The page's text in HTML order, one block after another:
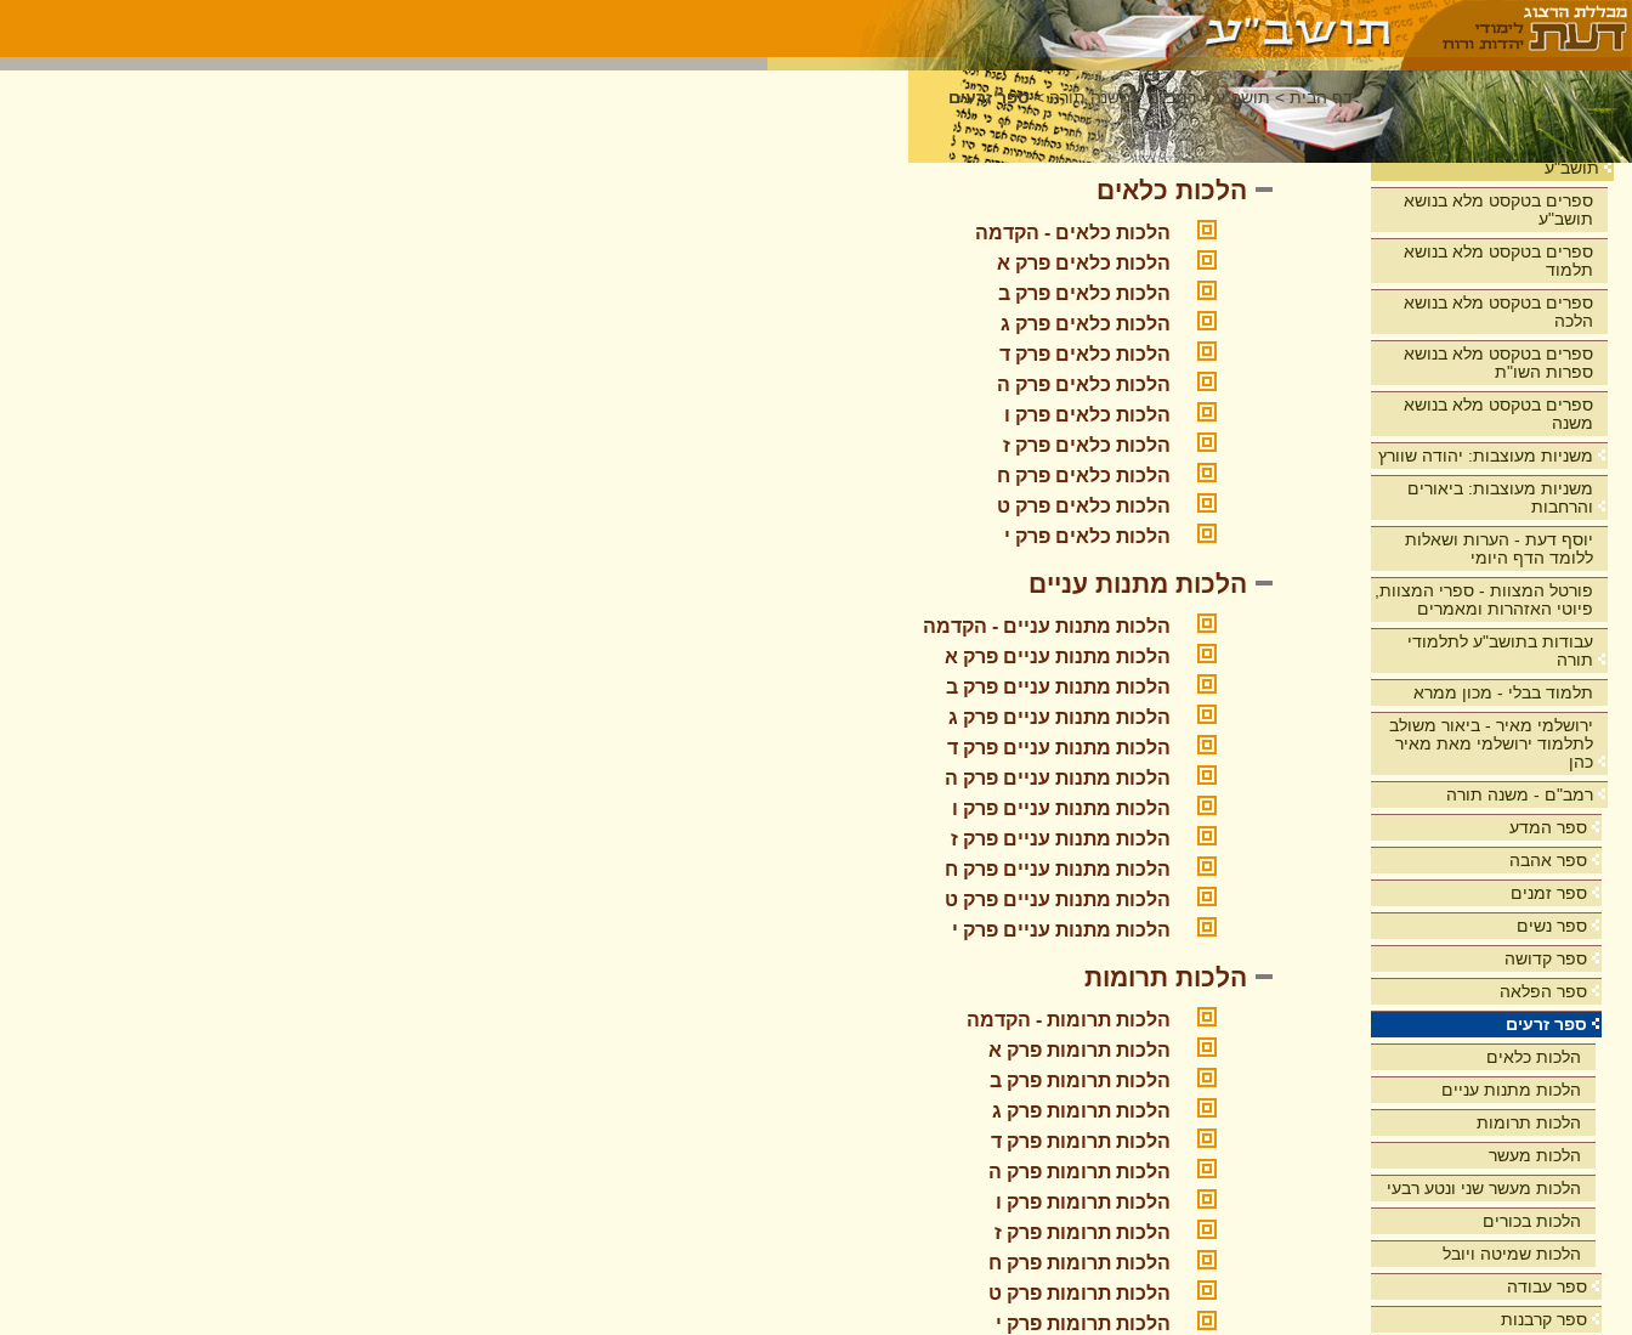
בית
תושב"ע
ספרים בטקסט מלא בנושא
תושב"ע
ספרים בטקסט מלא בנושא
תלמוד
ספרים בטקסט מלא בנושא
הלכה
ספרים בטקסט מלא בנושא
ספרות השו"ת
ספרים בטקסט מלא בנושא
משנה
משניות מעוצבות: יהודה שוורץ
משניות מעוצבות: ביאורים
והרחבות
יוסף דעת - הערות ושאלות
ללומד הדף היומי
פורטל המצוות - ספרי המצוות,
פיוטי האזהרות ומאמרים
עבודות בתושב"ע לתלמודי
תורה
תלמוד בבלי - מכון ממרא
ירושלמי מאיר - ביאור משולב
לתלמוד ירושלמי מאת מאיר
כהן
רמב"ם - משנה תורה
ספר המדע
ספר אהבה
ספר זמנים
ספר נשים
ספר קדושה
ספר הפלאה
ספר זרעים
הלכות כלאים
הלכות מתנות עניים
הלכות תרומות
הלכות מעשר
הלכות מעשר שני ונטע רבעי
הלכות בכורים
הלכות שמיטה ויובל
ספר עבודה
ספר קרבנות
דף הבית >תושב"ע >רמב"ם - משנה תורה>ספר זרעים
ספר זרעים
הלכות כלאים
הלכות כלאים - הקדמה
הלכות כלאים פרק א
הלכות כלאים פרק ב
הלכות כלאים פרק ג
הלכות כלאים פרק ד
הלכות כלאים פרק ה
הלכות כלאים פרק ו
הלכות כלאים פרק ז
הלכות כלאים פרק ח
הלכות כלאים פרק ט
הלכות כלאים פרק י
הלכות מתנות עניים
הלכות מתנות עניים - הקדמה
הלכות מתנות עניים פרק א
הלכות מתנות עניים פרק ב
הלכות מתנות עניים פרק ג
הלכות מתנות עניים פרק ד
הלכות מתנות עניים פרק ה
הלכות מתנות עניים פרק ו
הלכות מתנות עניים פרק ז
הלכות מתנות עניים פרק ח
הלכות מתנות עניים פרק ט
הלכות מתנות עניים פרק י
הלכות תרומות
הלכות תרומות - הקדמה
הלכות תרומות פרק א
הלכות תרומות פרק ב
הלכות תרומות פרק ג
הלכות תרומות פרק ד
הלכות תרומות פרק ה
הלכות תרומות פרק ו
הלכות תרומות פרק ז
הלכות תרומות פרק ח
הלכות תרומות פרק ט
הלכות תרומות פרק י